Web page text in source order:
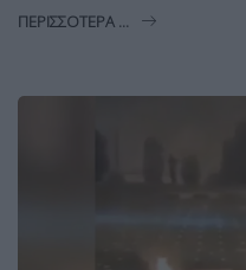
ΠΕΡΙΣΣΌΤΕΡΑ ...